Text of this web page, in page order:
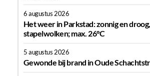
6 augustus 2026
Het weer in Parkstad: zonnig en
stapelwolken; max. 26°C
5 augustus 2026
Gewonde bij brand in Oude